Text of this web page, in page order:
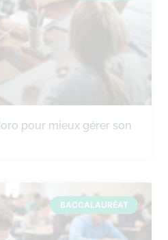
pour mieux gérer son
BACCALAURÉAT